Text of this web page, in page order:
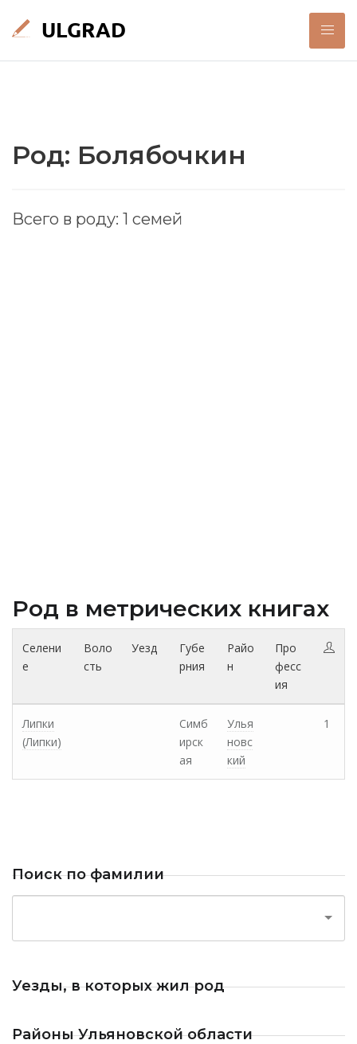
Род: Болябочкин
Всего в роду: 1 семей
Род в метрических книгах
Селени
е
Воло
сть
Уезд
Губе
рния
Райо
н
Про
фесс
ия
Липки
(Липки)
Симб
ирск
ая
Улья
новс
кий
1
Поиск по фамилии
Уезды, в которых жил род
Районы Ульяновской области